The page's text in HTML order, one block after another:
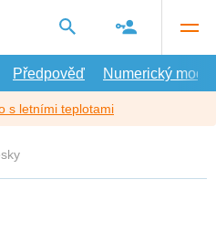
Předpověď Numerický model
s letními teplotami